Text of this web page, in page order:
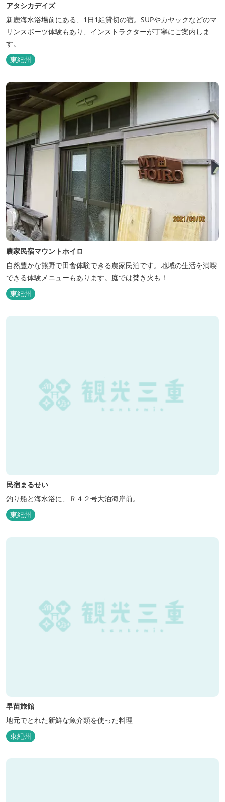
アタシカデイズ
新鹿海水浴場前にある、1日1組貸切の宿。SUPやカヤックなどのマ
リンスポーツ体験もあり、インストラクターが丁寧にご案内しま
す。
東紀州
農家民宿マウントホイロ
自然豊かな熊野で田舎体験できる農家民泊です。地域の生活を満喫
できる体験メニューもあります。庭では焚き火も！
東紀州
民宿まるせい
釣り船と海水浴に、Ｒ４２号大泊海岸前。
東紀州
早苗旅館
地元でとれた新鮮な魚介類を使った料理
東紀州